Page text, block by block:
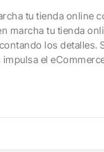
tu tienda online
marcha tu tienda
los detalles.
el